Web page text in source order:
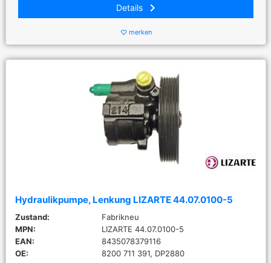
Details keyboard_arrow_right
favorite_border merken
Hydraulikpumpe, Lenkung LIZARTE 44.07.0100-5
Zustand:
Fabrikneu
MPN:
LIZARTE 44.07.0100-5
EAN:
8435078379116
OE:
8200 711 391, DP2880